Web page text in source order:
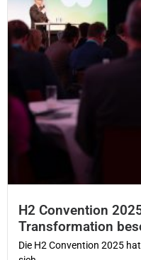
H2 Convention
Transformation
Die H2 Convention 2025